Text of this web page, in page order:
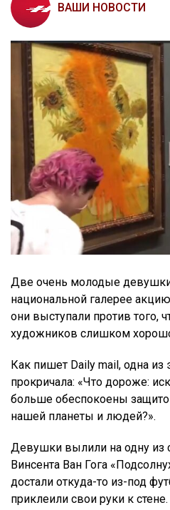
ВАШИ НОВОСТИ
Две очень молодые
национальной галерее
они выступали против того,
художников слишком
Как пишет Daily mail, одна из
прокричала: «Что дороже:
больше обеспокоены
нашей планеты и людей?».
Девушки вылили на одну из
Винсента Ван Гога
достали откуда-то из-под
приклеили свои руки к стене.